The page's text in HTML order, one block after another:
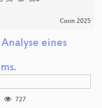
Cosin 2025
eines
727